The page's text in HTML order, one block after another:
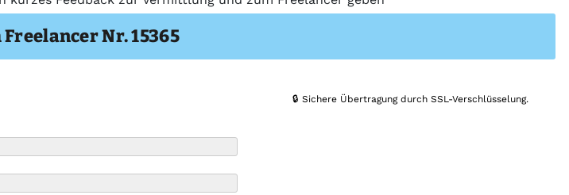
Nr. 15365
🔒 Sichere Übertragung durch SSL-Verschlüsselung.